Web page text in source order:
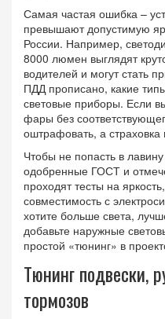
Самая частая ошибка –
превышают допустимую
России. Например,
8000 люмен выглядят
водителей и могут стать
ПДД прописано, какие
световые приборы. Если
фары без
оштрафовать, а страховка
Чтобы не попасть в
одобренные ГОСТ и
проходят тесты на
совместимость с
хотите больше света,
добавьте наружные
простой «тюнинг» в
Тюнинг подвески,
тормозов